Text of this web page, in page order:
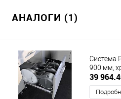
АНАЛОГИ (1)
Система
900 мм,
39